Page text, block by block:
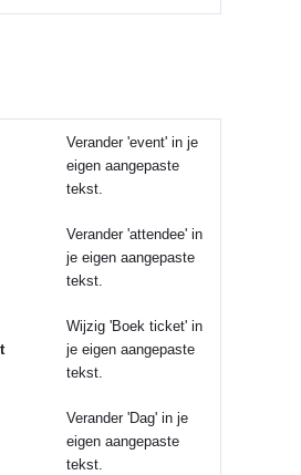
Verander 'event' in je
eigen aangepaste
tekst.
Verander 'attendee' in
je eigen aangepaste
tekst.
Wijzig 'Boek ticket' in
je eigen aangepaste
tekst.
Verander 'Dag' in je
eigen aangepaste
tekst.